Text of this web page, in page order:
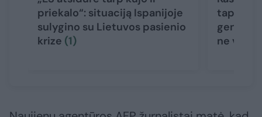
priekalo“: situaciją Ispanijoje
sulygino su Lietuvos pasienio
krize (1)
tapęs
ne